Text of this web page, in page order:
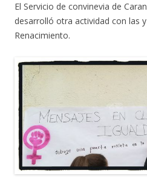
El Servicio de convinevia de
desarrolló otra actividad con las
Renacimiento.